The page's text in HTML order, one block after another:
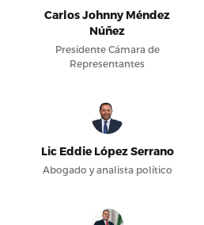
Carlos Johnny Méndez
Núñez
Presidente Cámara de
Representantes
Lic Eddie López Serrano
Abogado y analista político